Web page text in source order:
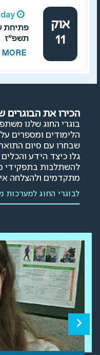
אוק
11
day
פתיחת
תשפ"ז
הכירו את הבוגרים
בוגרי החוג שלנו
הלימודים ומספרים על
שבחרו עם סיום התואר.
גלו כיצד הידע
להשתלבות בתפקידי
מתקדמים ולהצלחה
לבוגרי החוג למערכות